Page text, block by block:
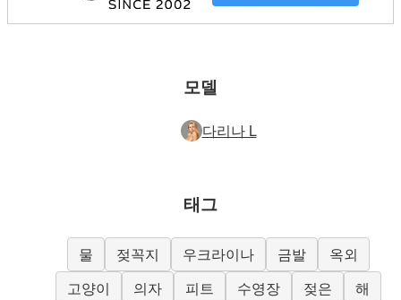
모델
다리나 L
태그
물 젖꼭지 우크라이나 금발
옥외
고양이
의자 피트 수영장 젖은
해